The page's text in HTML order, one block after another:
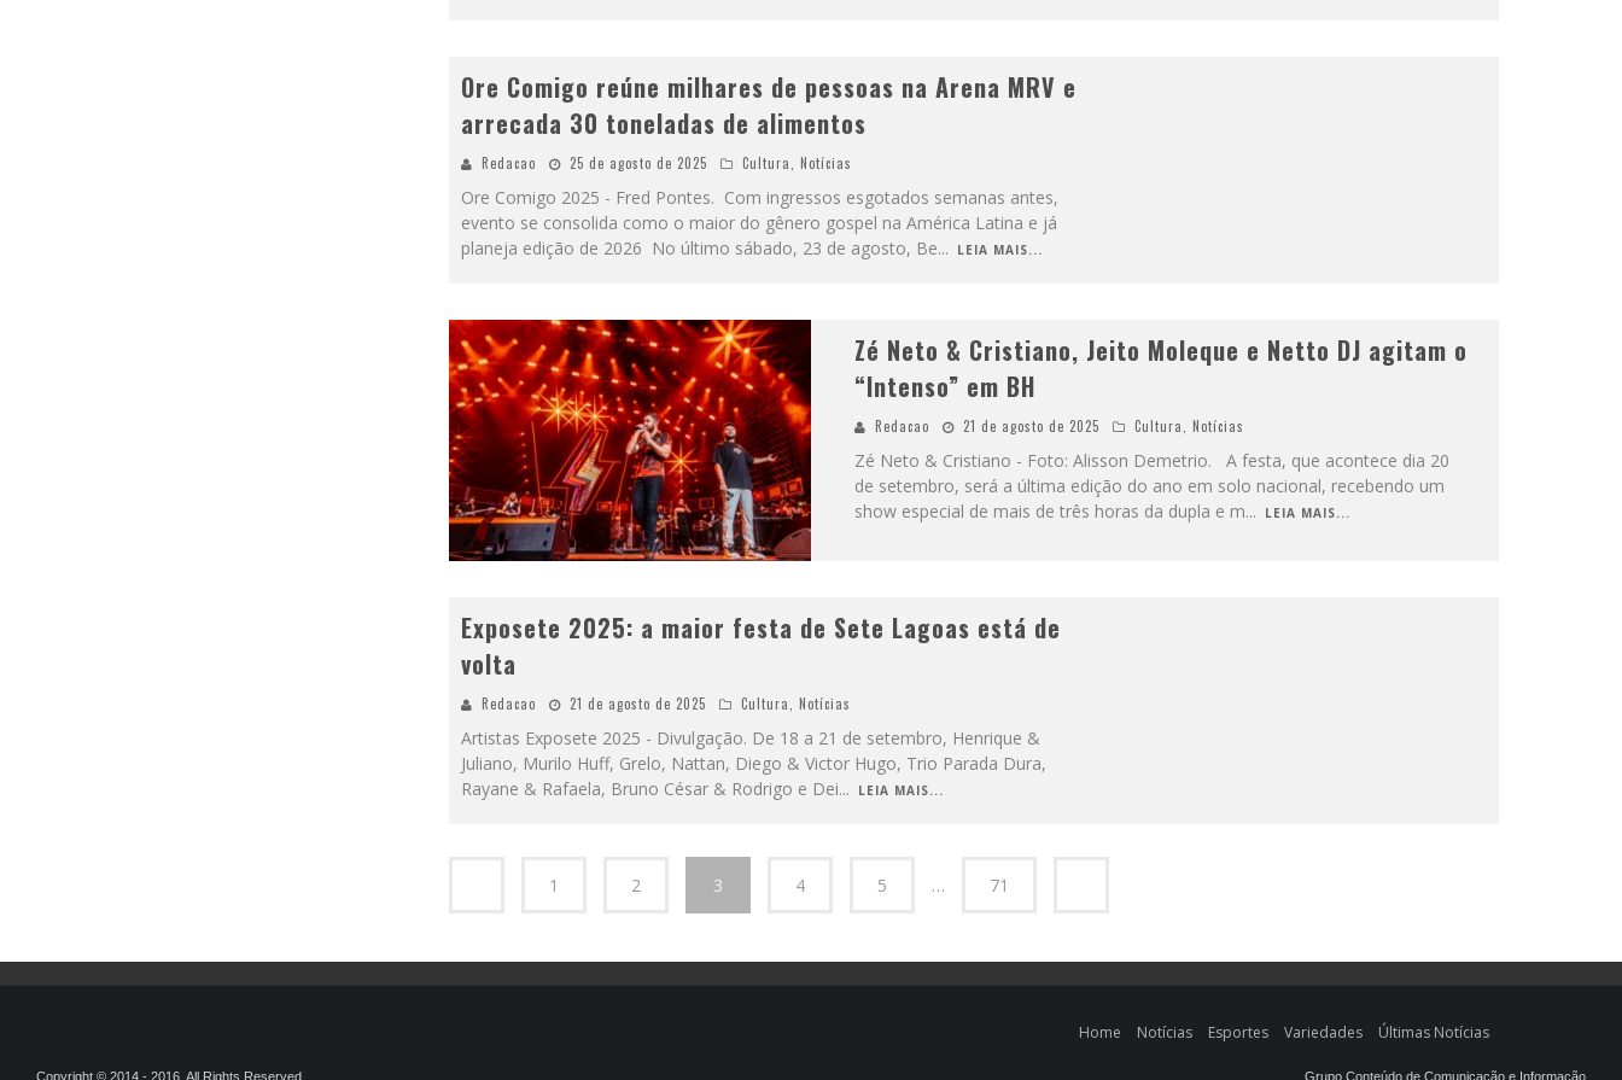
Ore Comigo reúne milhares de pessoas na Arena MRV e
arrecada 30 toneladas de alimentos
Redacao 25 de agosto de 2025 Cultura Notícias
Ore Comigo 2025 - Fred Pontes. Com ingressos esgotados semanas antes,
evento se consolida como o maior do gênero gospel na América Latina e já
planeja edição de 2026 No último sábado, 23 de agosto, Be... LEIA MAIS...
Zé Neto & Cristiano, Jeito Moleque e Netto DJ agitam o
“Intenso” em BH
Redacao 21 de agosto de 2025 Cultura ,Notícias
Zé Neto & Cristiano - Foto: Alisson Demetrio. A festa, que acontece dia 20
de setembro, será a última edição do ano em solo nacional, recebendo um
show especial de mais de três horas da dupla e m... LEIA MAIS...
Exposete 2025: a maior festa de Sete Lagoas está de
volta
Redacao 21 de agosto de 2025 Cultura Notícias
Artistas Exposete 2025 - Divulgação. De 18 a 21 de setembro, Henrique &
Juliano, Murilo Huff, Grelo, Nattan, Diego & Victor Hugo, Trio Parada Dura,
Rayane & Rafaela, Bruno César & Rodrigo e Dei... LEIA MAIS...
1 2 3 4 5 … 71
Home Notícias Esportes Variedades Últimas Notícias
Copyright © 2014 - 2016. All Rights Reserved. Grupo Conteúdo de Comunicação e Informação